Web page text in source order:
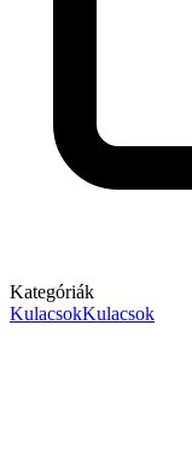
Kategóriák
KulacsokKulacsok